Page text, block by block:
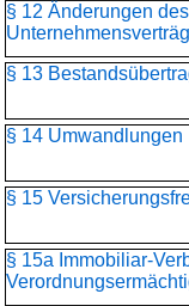
§ 12 Änderungen
§ 13
§ 14 Umwandlungen
§ 15
§ 15a Immobiliar-